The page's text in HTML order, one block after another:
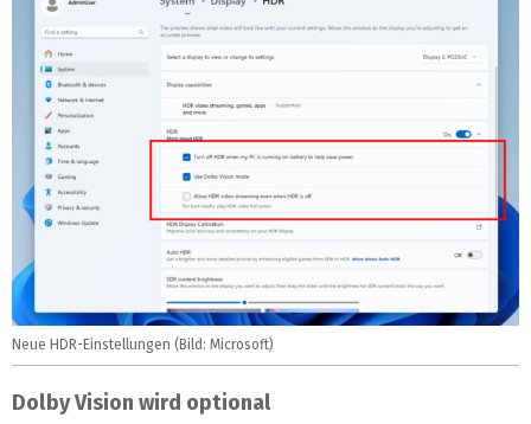
Neue HDR-Einstellungen (Bild: Microsoft)
Dolby Vision wird optional